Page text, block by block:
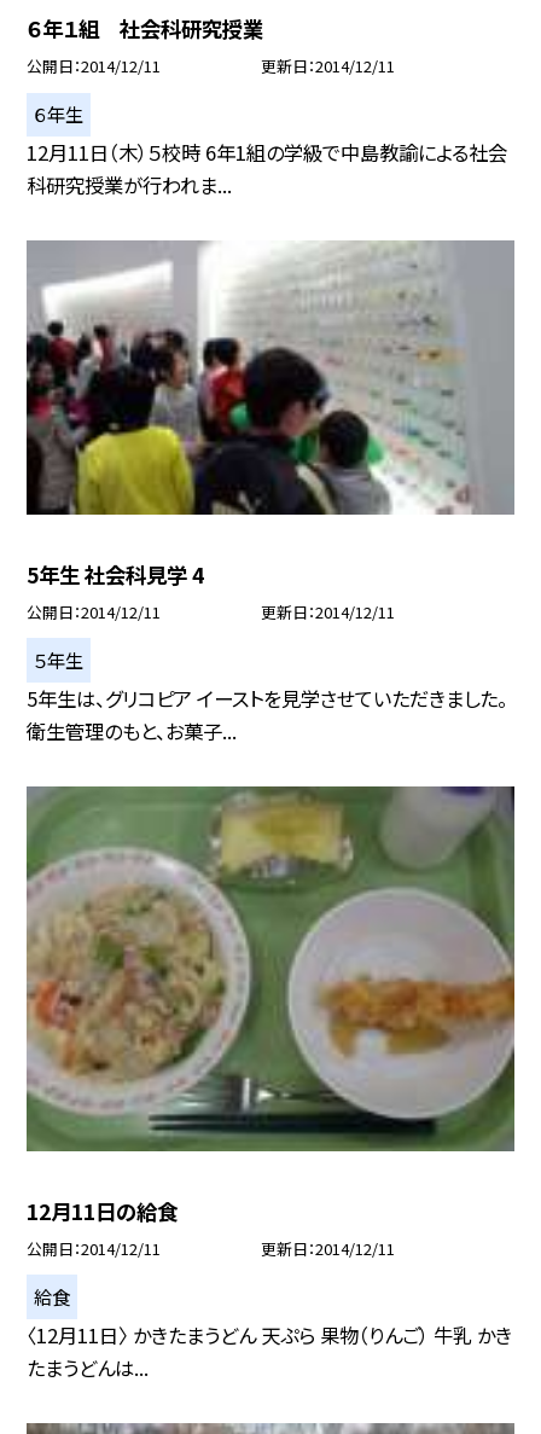
６年１組 社会科研究授業
公開日 2014/12/11 更新日 2014/12/11
６年生
12月11日（木）５校時 6年1組の学級で中島教諭による社会
科研究授業が行われま...
5年生 社会科見学 4
公開日 2014/12/11 更新日 2014/12/11
５年生
5年生は、グリコピア イーストを見学させていただきました。
衛生管理のもと、お菓子...
12月11日の給食
公開日 2014/12/11 更新日 2014/12/11
給食
〈12月11日〉 かきたまうどん 天ぷら 果物（りんご） 牛乳 かき
たまうどんは...